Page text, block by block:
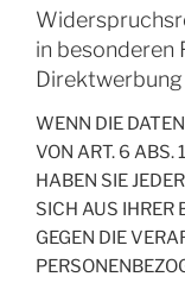
in besonderen
Direktwerbung
WENN DIE
VON ART. 6 ABS.
HABEN SIE
SICH AUS IHRER
GEGEN DIE